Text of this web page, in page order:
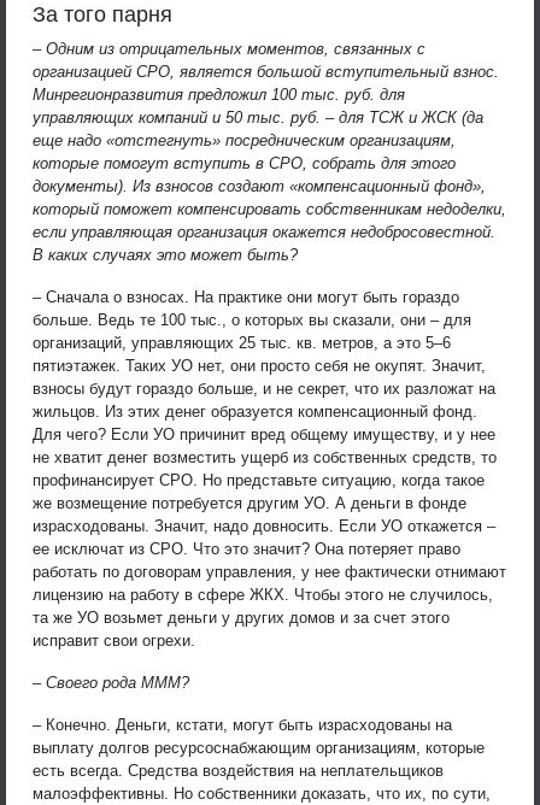
За того парня
– Одним из отрицательных моментов, связанных с
организацией СРО, является большой вступительный взнос.
Минрегионразвития предложил 100 тыс. руб. для
управляющих компаний и 50 тыс. руб. – для ТСЖ и ЖСК (да
еще надо «отстегнуть» посредническим организациям,
которые помогут вступить в СРО, собрать для этого
документы). Из взносов создают «компенсационный фонд»,
который поможет компенсировать собственникам недоделки,
если управляющая организация окажется недобросовестной.
В каких случаях это может быть?
– Сначала о взносах. На практике они могут быть гораздо
больше. Ведь те 100 тыс., о которых вы сказали, они – для
организаций, управляющих 25 тыс. кв. метров, а это 5–6
пятиэтажек. Таких УО нет, они просто себя не окупят. Значит,
взносы будут гораздо больше, и не секрет, что их разложат на
жильцов. Из этих денег образуется компенсационный фонд.
Для чего? Если УО причинит вред общему имуществу, и у нее
не хватит денег возместить ущерб из собственных средств, то
профинансирует СРО. Но представьте ситуацию, когда такое
же возмещение потребуется другим УО. А деньги в фонде
израсходованы. Значит, надо довносить. Если УО откажется –
ее исключат из СРО. Что это значит? Она потеряет право
работать по договорам управления, у нее фактически отнимают
лицензию на работу в сфере ЖКХ. Чтобы этого не случилось,
та же УО возьмет деньги у других домов и за счет этого
исправит свои огрехи.
– Своего рода МММ?
– Конечно. Деньги, кстати, могут быть израсходованы на
выплату долгов ресурсоснабжающим организациям, которые
есть всегда. Средства воздействия на неплательщиков
малоэффективны. Но собственники доказать, что их, по сути,